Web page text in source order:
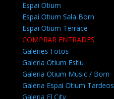
Espai Otium
Espai Otium Sala Born
Espai Otium Terrace
COMPRAR ENTRADES
Galeries Fotos
Galeria Otium Estiu
Galeria Otium Music / Born
Galeria Espai Otium Tardeos
Galeria El City